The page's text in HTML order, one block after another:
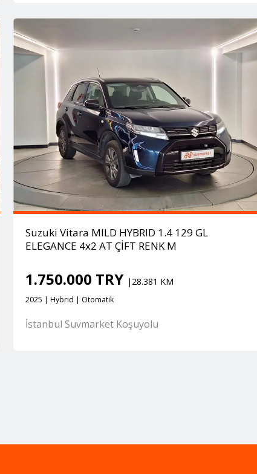
Suzuki Vitara MILD HYBRID 1.4 129 GL
ELEGANCE 4x2 AT ÇİFT RENK M
1.750.000 TRY |28.381 KM
2025 | Hybrid | Otomatik
İstanbul Suvmarket Koşuyolu